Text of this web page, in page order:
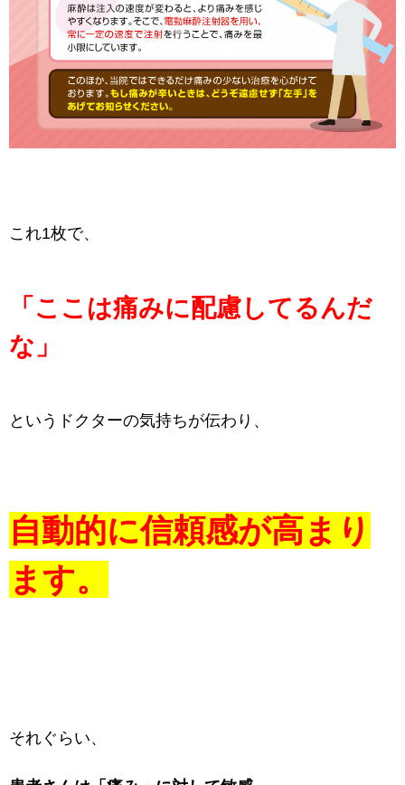
これ1枚で、
「ここは痛みに配慮してるんだ
な」
というドクターの気持ちが伝わり、
自動的に信頼感が高まり
ます。
それぐらい、